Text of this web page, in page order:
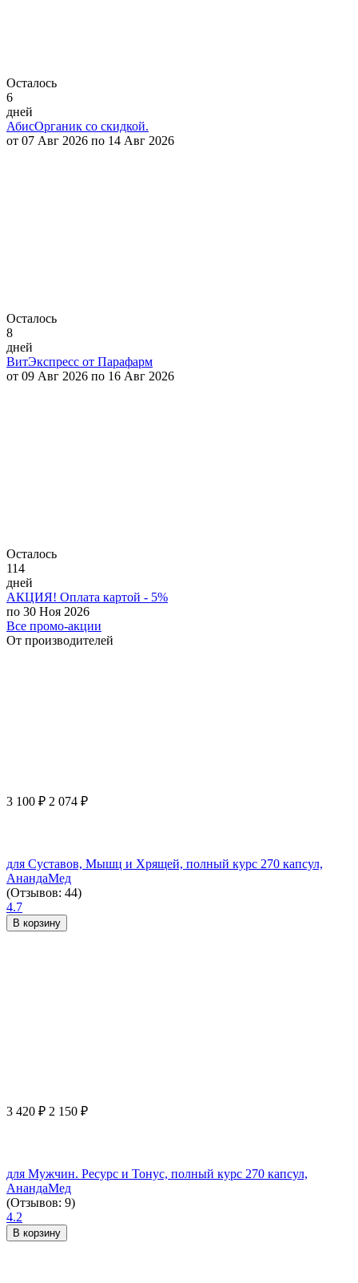
Осталось
6
дней
АбисОрганик со скидкой.
от 07 Авг 2026 по 14 Авг 2026
Осталось
8
дней
ВитЭкспресс от Парафарм
от 09 Авг 2026 по 16 Авг 2026
Осталось
114
дней
АКЦИЯ! Оплата картой - 5%
по 30 Ноя 2026
Все промо-акции
От производителей
3 100 ₽ 2 074 ₽
для Суставов, Мышц и Хрящей, полный курс 270 капсул,
АнандаМед
(Отзывов: 44)
4.7
В корзину
3 420 ₽ 2 150 ₽
для Мужчин. Ресурс и Тонус, полный курс 270 капсул,
АнандаМед
(Отзывов: 9)
4.2
В корзину